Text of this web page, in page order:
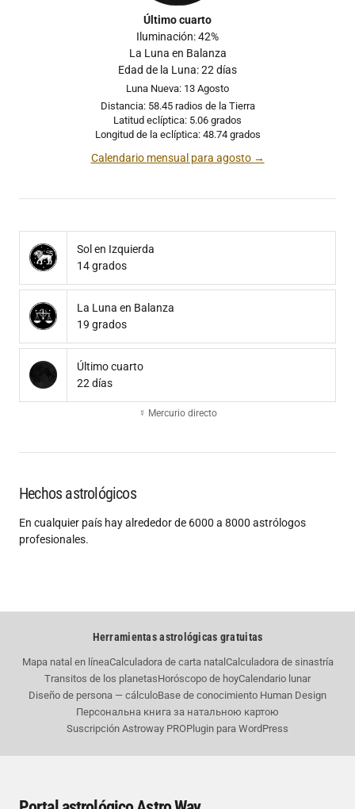
Último cuarto
Iluminación: 42%
La Luna en Balanza
Edad de la Luna: 22 días
Luna Nueva: 13 Agosto
Distancia: 58.45 radios de la Tierra
Latitud eclíptica: 5.06 grados
Longitud de la eclíptica: 48.74 grados
Calendario mensual para agosto →
Sol en Izquierda
14 grados
La Luna en Balanza
19 grados
Último cuarto
22 días
☿ Mercurio directo
Hechos astrológicos
En cualquier país hay alrededor de 6000 a 8000 astrólogos
profesionales.
Herramientas astrológicas gratuitas
Mapa natal en líneaCalculadora de carta natal Calculadora de sinastría
Transitos de los planetasHoróscopo de hoyCalendario lunar
Diseño de persona — cálculoBase de conocimiento Human Design
Персональна книга за натальною картою
Suscripción Astroway PROPlugin para WordPress